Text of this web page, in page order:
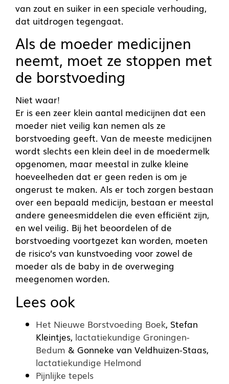
van zout en suiker in een speciale verhouding,
dat uitdrogen tegengaat.
Als de moeder medicijnen
neemt, moet ze stoppen met
de borstvoeding
Niet waar!
Er is een zeer klein aantal medicijnen dat een
moeder niet veilig kan nemen als ze
borstvoeding geeft. Van de meeste medicijnen
wordt slechts een klein deel in de moedermelk
opgenomen, maar meestal in zulke kleine
hoeveelheden dat er geen reden is om je
ongerust te maken. Als er toch zorgen bestaan
over een bepaald medicijn, bestaan er meestal
andere geneesmiddelen die even efficiënt zijn,
en wel veilig. Bij het beoordelen of de
borstvoeding voortgezet kan worden, moeten
de risico’s van kunstvoeding voor zowel de
moeder als de baby in de overweging
meegenomen worden.
Lees ook
Het Nieuwe Borstvoeding Boek, Stefan
Kleintjes, lactatiekundige Groningen-
Bedum & Gonneke van Veldhuizen-Staas,
lactatiekundige Helmond
Pijnlijke tepels